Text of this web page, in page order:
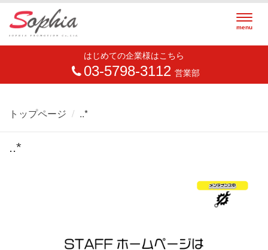
menu
はじめての企業様はこちら
03-5798-3112 営業部
トップページ ..*
..*